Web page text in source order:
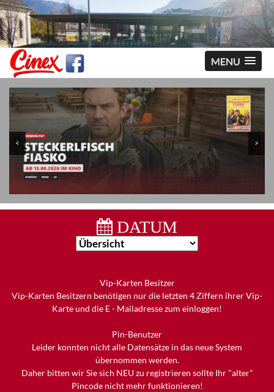
MENU
< >
DATUM
Vip-Karten Besitzer
Vip-Karten Besitzern benötigen nur die letzten 4 Ziffern ihrer Vip-
Karte und die E - Mailadresse zum einloggen!
Pin-Benutzer
Leider konnten nicht alle Datensätze in das neue System
übernommen werden.
Daher bitten wir Sie sich NEU zu registrieren sollte Ihr "alter"
Pincode nicht mehr funktionieren!